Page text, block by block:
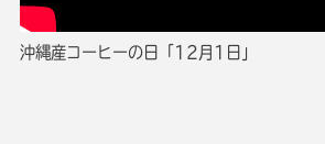
沖縄産コーヒーの日「12月1日」